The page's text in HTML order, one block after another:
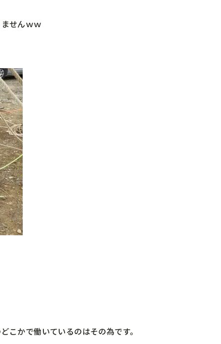
せんｗｗ
こかで働いているのはその為です。